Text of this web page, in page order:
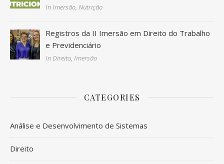
In Imersão, Nutrição
Registros da II Imersão em Direito do Trabalho
e Previdenciário
In Direito, Imersão
CATEGORIES
Análise e Desenvolvimento de Sistemas
Direito